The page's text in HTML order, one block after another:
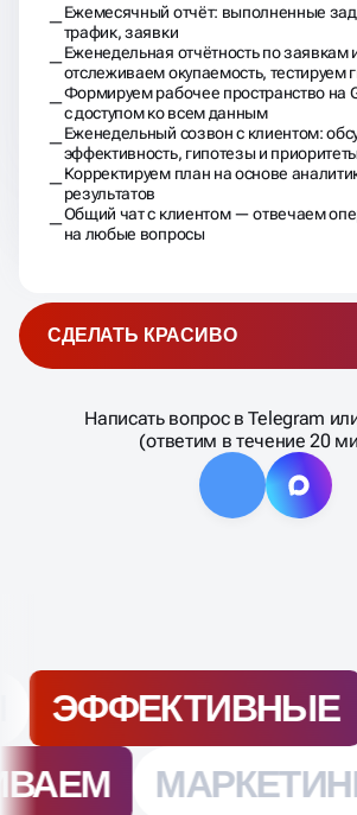
Ежемесячный отчёт: выполненные
трафик, заявки
Еженедельная отчётность по
отслеживаем окупаемость, тестируем
Формируем рабочее пространство на
с доступом ко всем данным
Еженедельный созвон с клиентом:
эффективность, гипотезы и
Корректируем план на основе
результатов
Общий чат с клиентом — отвечаем
на любые вопросы
Написать вопрос в Telegram
(ответим в течение 20
СДЕЛАТЬ КРАСИВО